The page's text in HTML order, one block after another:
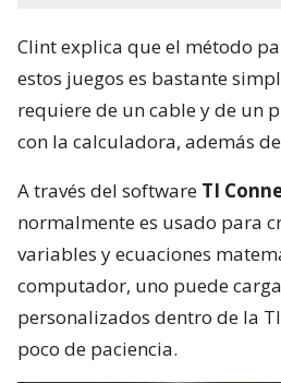
Clint explica que el método
estos juegos es bastante
requiere de un cable y de un
con la calculadora, además
A través del software TI
normalmente es usado para
variables y ecuaciones
computador, uno puede
personalizados dentro de la
poco de paciencia.